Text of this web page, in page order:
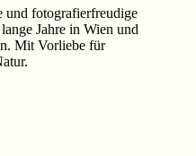
und fotografierfreudige
Jahre in Wien und
Mit Vorliebe für